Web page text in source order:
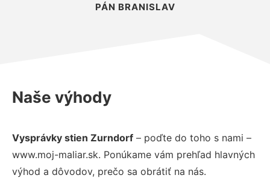
PÁN BRANISLAV
Naše výhody
Vysprávky stien Zurndorf – poďte do toho s nami –
www.moj-maliar.sk. Ponúkame vám prehľad hlavných
výhod a dôvodov, prečo sa obrátiť na nás.